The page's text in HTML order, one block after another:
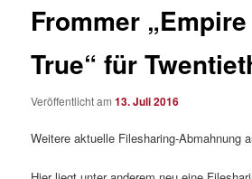
Frommer
True“ für
Veröffentlicht am13. Juli 2016
Weitere aktuelle Filesharing-Abmahnung